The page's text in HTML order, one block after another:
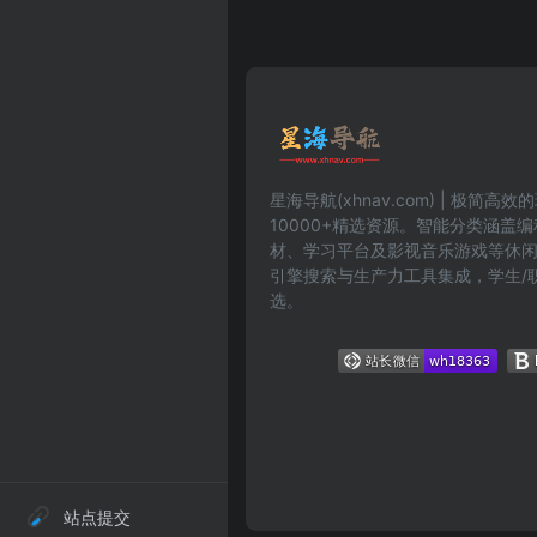
站点提交
星海导航(xhnav.com) | 极简高效
10000+精选资源。智能分类涵盖
材、学习平台及影视音乐游戏等休
引擎搜索与生产力工具集成，学生/
选。